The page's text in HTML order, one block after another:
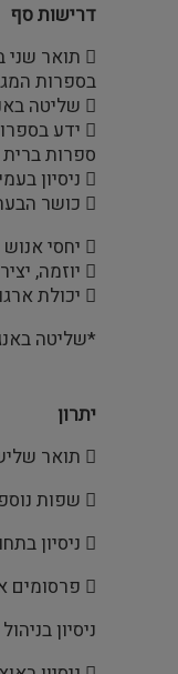
דרישות סף
 תואר שני בארכיאולוגיה עם התמחות בתקופת הבית השני או במקרא עם התמחות
בספרות
 שליטה באנגלית ברמה מצוינת (יכולת הדרכה וכתיבת מאמרים באנגלית )*.
 ידע בספרות בית שני (ספרות חיצונית, כתבי יוספוס פלביוס ופילון מאלכסנדריה),
ספרות
 ניסיון בעמידה בפני קהל - הוראה / הדרכת קבוצות
 כושר הבעה מעולה בעל פה ובכתב.
 יחסי אנוש טובים ויכולת עבודה בצוות.
 יוזמה, יצירתיות, יכולת הנעה ורתימה.
 יכולת ארגונית גבוהה.
*שליטה
יתרון
 תואר שלישי
 שפות נוספות
 ניסיון בתחום החינוך (פורמאלי ובלתי פורמאלי)
 פרסומים אקדמיים בתחומי הידע של ההיכל
ניסיון